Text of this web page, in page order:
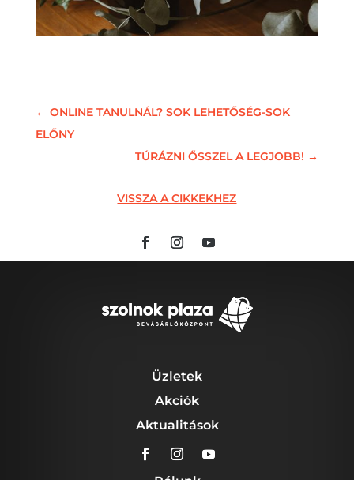
← ONLINE TANULNÁL? SOK LEHETŐSÉG-SOK
ELŐNY
TÚRÁZNI ŐSSZEL A LEGJOBB! →
VISSZA A CIKKEKHEZ
Üzletek
Akciók
Aktualitások